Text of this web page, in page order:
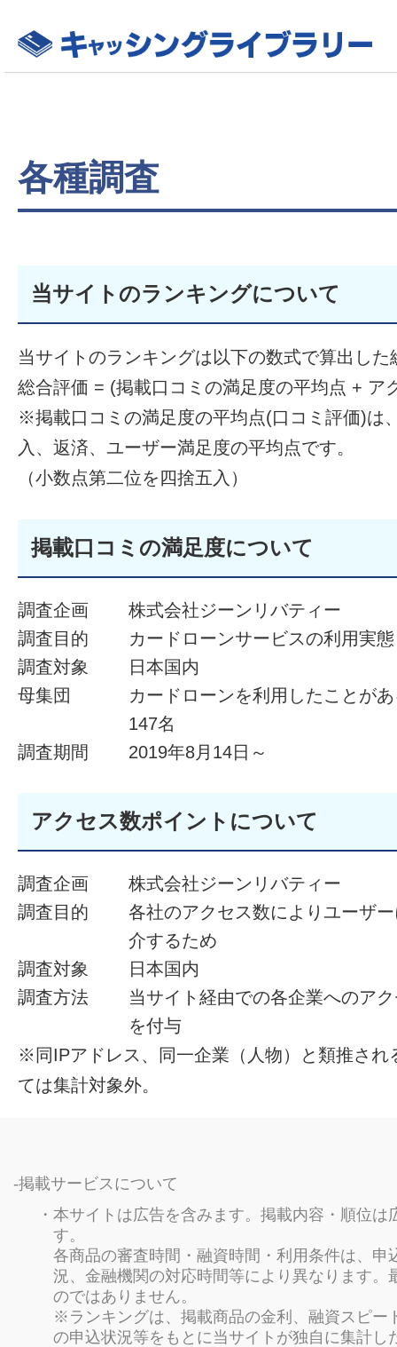
各種調査
当サイトのランキングについて
当サイトのランキングは以下の数式で算出し
総合評価 = (掲載口コミの満足度の平均点 + ア
※掲載口コミの満足度の平均点(口コミ評価)は
入、返済、ユーザー満足度の平均点です。
（小数点第二位を四捨五入）
掲載口コミの満足度について
調査企画
株式会社ジーンリバティー
調査目的
カードローンサービスの利用実
調査対象
日本国内
母集団
カードローンを利用したことが
147名
調査期間
2019年8月14日～
アクセス数ポイントについて
調査企画
株式会社ジーンリバティー
調査目的
各社のアクセス数によりユーザ
介するため
調査対象
日本国内
調査方法
当サイト経由での各企業へのア
を付与
※同IPアドレス、同一企業（人物）と類推され
ては集計対象外。
掲載サービスについて
本サイトは広告を含みます。掲載内容・順位
す。
各商品の審査時間・融資時間・利用条件は、
況、金融機関の対応時間等により異なります
のではありません。
※ランキングは、掲載商品の金利、融資スピー
の申込状況等をもとに当サイトが独自に集計